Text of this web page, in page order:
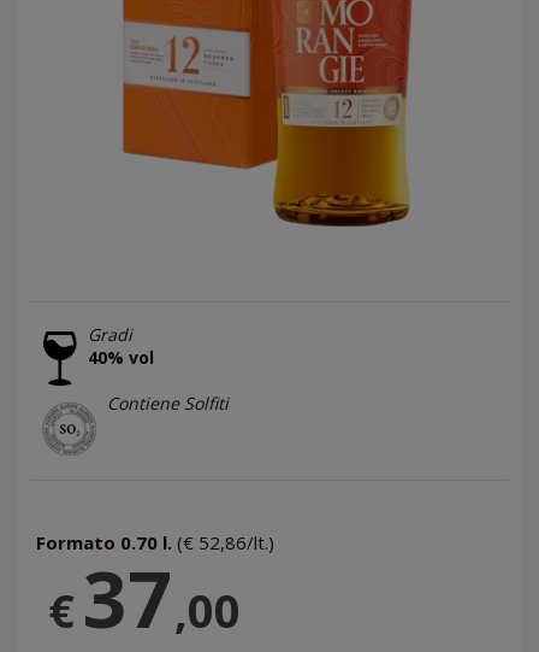
Gradi
40% vol
Contiene Solfiti
Formato 0.70 l. (€ 52,86/lt.)
€37,00